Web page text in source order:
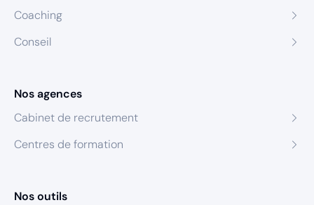
Coaching
Conseil
Nos agences
Cabinet de recrutement
Centres de formation
Nos outils